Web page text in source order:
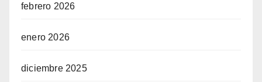
febrero 2026
enero 2026
diciembre 2025